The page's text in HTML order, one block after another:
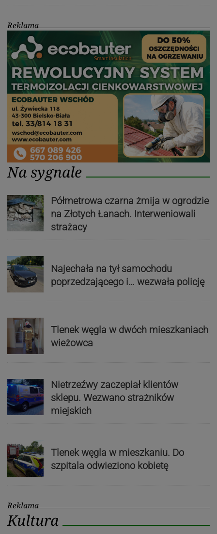
Reklama
Na sygnale
Półmetrowa czarna żmija w ogrodzie
na Złotych Łanach. Interweniowali
strażacy
Najechała na tył samochodu
poprzedzającego i… wezwała policję
Tlenek węgla w dwóch mieszkaniach
wieżowca
Nietrzeźwy zaczepiał klientów
sklepu. Wezwano strażników
miejskich
Tlenek węgla w mieszkaniu. Do
szpitala odwieziono kobietę
Reklama
Kultura